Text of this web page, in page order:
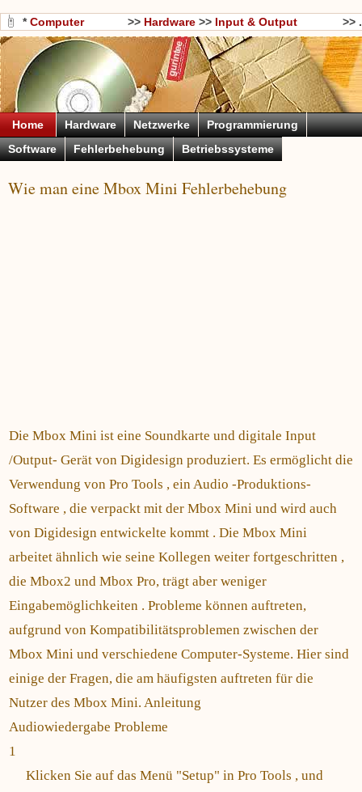
*Computer
Wissen
>> Hardware>> Input & Output
Devices
>> .
Home Hardware Netzwerke
Programmierung
Software
Fehlerbehebung Betriebssysteme
Wie man eine Mbox Mini Fehlerbehebung
Die Mbox Mini ist eine Soundkarte und digitale Input
/Output- Gerät von Digidesign produziert. Es ermöglicht die
Verwendung von Pro Tools , ein Audio -Produktions-
Software , die verpackt mit der Mbox Mini und wird auch
von Digidesign entwickelte kommt . Die Mbox Mini
arbeitet ähnlich wie seine Kollegen weiter fortgeschritten ,
die Mbox2 und Mbox Pro, trägt aber weniger
Eingabemöglichkeiten . Probleme können auftreten,
aufgrund von Kompatibilitätsproblemen zwischen der
Mbox Mini und verschiedene Computer-Systeme. Hier sind
einige der Fragen, die am häufigsten auftreten für die
Nutzer des Mbox Mini. Anleitung
Audiowiedergabe Probleme
1
Klicken Sie auf das Menü "Setup" in Pro Tools , und